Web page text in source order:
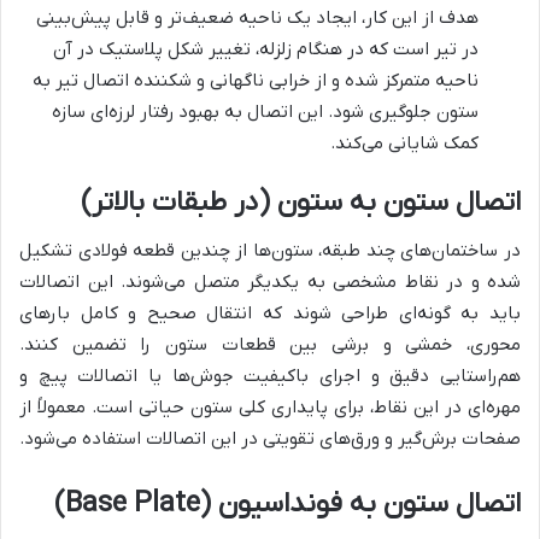
هدف از این کار، ایجاد یک ناحیه ضعیف‌تر و قابل پیش‌بینی
در تیر است که در هنگام زلزله، تغییر شکل پلاستیک در آن
ناحیه متمرکز شده و از خرابی ناگهانی و شکننده اتصال تیر به
ستون جلوگیری شود. این اتصال به بهبود رفتار لرزه‌ای سازه
کمک شایانی می‌کند.
اتصال ستون به ستون (در طبقات بالاتر)
در ساختمان‌های چند طبقه، ستون‌ها از چندین قطعه فولادی تشکیل
شده و در نقاط مشخصی به یکدیگر متصل می‌شوند. این اتصالات
باید به گونه‌ای طراحی شوند که انتقال صحیح و کامل بارهای
محوری، خمشی و برشی بین قطعات ستون را تضمین کنند.
هم‌راستایی دقیق و اجرای باکیفیت جوش‌ها یا اتصالات پیچ و
مهره‌ای در این نقاط، برای پایداری کلی ستون حیاتی است. معمولاً از
صفحات برش‌گیر و ورق‌های تقویتی در این اتصالات استفاده می‌شود.
اتصال ستون به فونداسیون (Base Plate)